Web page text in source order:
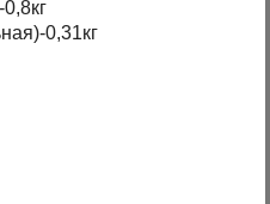
0,31кг